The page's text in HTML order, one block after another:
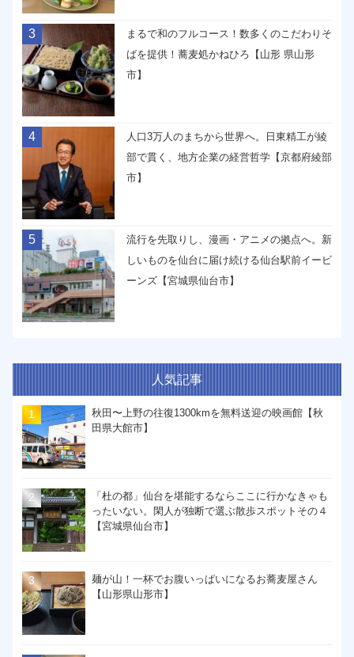
3
まるで和のフルコース！数多くのこだわりそ
ばを提供！蕎麦処かねひろ【山形 県山形
市】
4
人口3万人のまちから世界へ。日東精工が綾
部で貫く、地方企業の経営哲学【京都府綾部
市】
5
流行を先取りし、漫画・アニメの拠点へ。新
しいものを仙台に届け続ける仙台駅前イービ
ーンズ【宮城県仙台市】
人気記事
秋田〜上野の往復1300kmを無料送迎の映画館【秋
田県大館市】
「杜の都」仙台を堪能するならここに行かなきゃも
ったいない。閑人が独断で選ぶ散歩スポットその４
【宮城県仙台市】
麺が山！一杯でお腹いっぱいになるお蕎麦屋さん
【山形県山形市】